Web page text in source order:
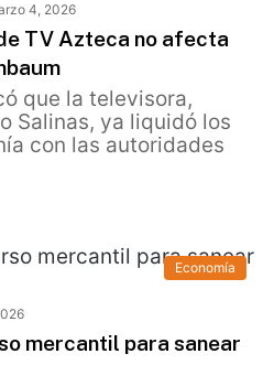
4, 2026
TV Azteca no afecta
que la televisora,
Salinas, ya liquidó los
con las autoridades
Economía
mercantil para sanear